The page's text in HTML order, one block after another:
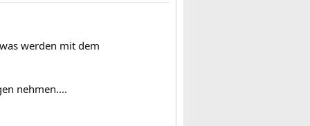
werden mit dem
nehmen....